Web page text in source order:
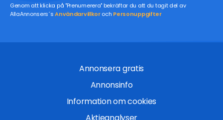
Genom att klicka på "Prenumerera" bekräftar du att du tagit del av
AllaAnnonsers´sAnvändarvillkoroch Personuppgifter
Annonsera gratis
Annonsinfo
Information om cookies